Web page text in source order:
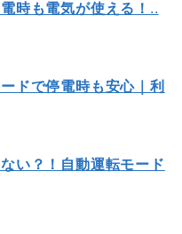
時も電気が使える！ ..
ドで停電時も安心｜利
い？！自動運転モード